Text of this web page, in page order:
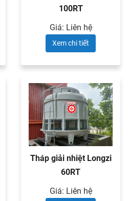
100RT
Giá: Liên hệ
Xem chi tiết
Tháp giải nhiệt Longzi
60RT
Giá: Liên hệ